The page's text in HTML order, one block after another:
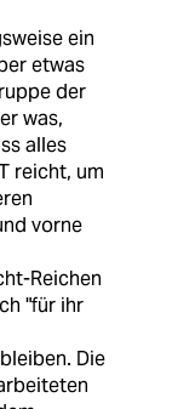
ein
etwas
der
was,
alles
reicht, um
vorne
Reichen
"für ihr
Die